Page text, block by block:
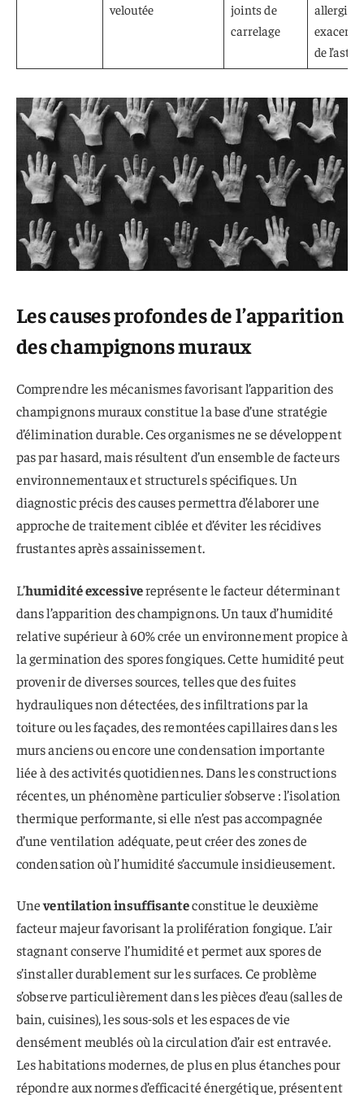
veloutée
joints de
carrelage
de
Les causes profondes de l’apparition
des champignons muraux
Comprendre les mécanismes favorisant l’apparition des
champignons muraux constitue la base d’une stratégie
d’élimination durable. Ces organismes ne se développent
pas par hasard, mais résultent d’un ensemble de facteurs
environnementaux et structurels spécifiques. Un
diagnostic précis des causes permettra d’élaborer une
approche de traitement ciblée et d’éviter les récidives
frustantes après assainissement.
L’humidité excessivereprésente le facteur déterminant
dans l’apparition des champignons. Un taux d’humidité
relative supérieur à 60% crée un environnement propice à
la germination des spores fongiques. Cette humidité peut
provenir de diverses sources, telles que des fuites
hydrauliques non détectées, des infiltrations par la
toiture ou les façades, des remontées capillaires dans les
murs anciens ou encore une condensation importante
liée à des activités quotidiennes. Dans les constructions
récentes, un phénomène particulier s’observe : l’isolation
thermique performante, si elle n’est pas accompagnée
d’une ventilation adéquate, peut créer des zones de
condensation où l’humidité s’accumule insidieusement.
Uneventilation insuffisanteconstitue le deuxième
facteur majeur favorisant la prolifération fongique. L’air
stagnant conserve l’humidité et permet aux spores de
s’installer durablement sur les surfaces. Ce problème
s’observe particulièrement dans les pièces d’eau (salles de
bain, cuisines), les sous-sols et les espaces de vie
densément meublés où la circulation d’air est entravée.
Les habitations modernes, de plus en plus étanches pour
répondre aux normes d’efficacité énergétique, présentent